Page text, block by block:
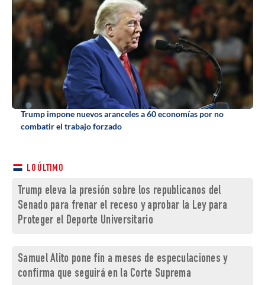
Trump impone nuevos aranceles a 60 economías por no
combatir el trabajo forzado
LO ÚLTIMO
Trump eleva la presión sobre los republicanos del
Senado para frenar el receso y aprobar la Ley para
Proteger el Deporte Universitario
Samuel Alito pone fin a meses de especulaciones y
confirma que seguirá en la Corte Suprema